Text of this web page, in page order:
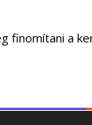
finomítani a